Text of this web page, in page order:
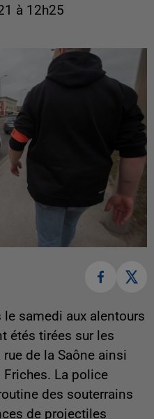
à 12h25
samedi aux alentours
étés tirées sur les
de la Saône ainsi
La police
des souterrains
de projectiles